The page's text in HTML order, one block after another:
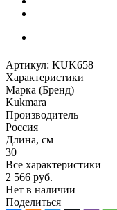
Артикул: KUK658
Характеристики
Марка (Бренд)
Kukmara
Производитель
Россия
Длина, см
30
Все характеристики
2 566 руб.
Нет в наличии
Поделиться